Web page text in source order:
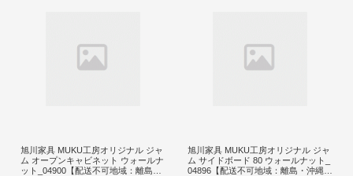
旭川家具 MUKU工房オリジナル ジャ
ム オープンキャビネット ウォールナ
ット_04900【配送不可地域：離島・
旭川家具 MUKU工房オリジナル ジャ
ム サイドボード 80 ウォールナット_
04896【配送不可地域：離島・沖縄】